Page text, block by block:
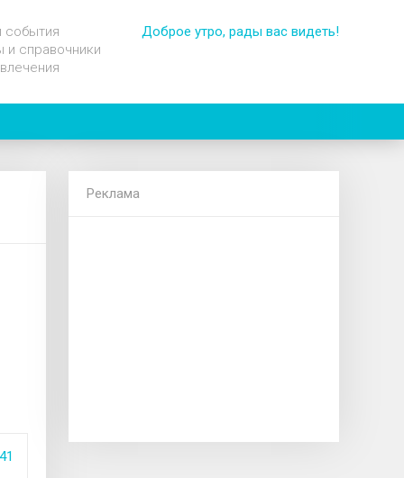
события
и справочники
Доброе утро, рады вас видеть!
41
Реклама